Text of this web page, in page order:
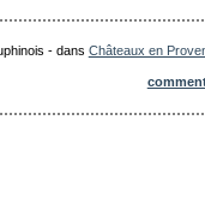
-dans Châteaux en